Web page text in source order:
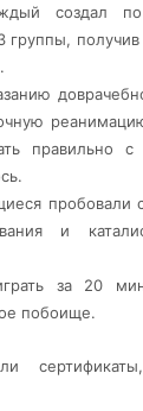
создал
группы,
правильно
пробовали
и
за 20
побоище.